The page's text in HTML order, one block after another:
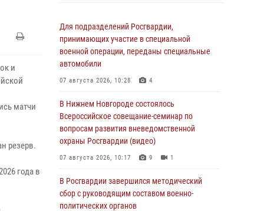
и
матчи
резерв.
года в
Для подразделений Росгвардии,
принимающих участие в специальной
военной операции, переданы специальные
автомобили
07 августа 2026, 10:28 4
В Нижнем Новгороде состоялось
Всероссийское совещание-семинар по
вопросам развития вневедомственной
охраны Росгвардии (видео)
07 августа 2026, 10:17 9 1
В Росгвардии завершился методический
сбор с руководящим составом военно-
политических органов